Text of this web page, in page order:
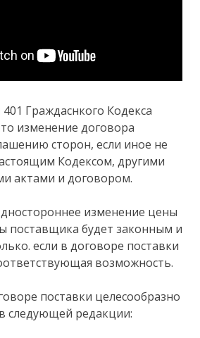
Граждаснкого Кодекса
изменение договора
сторон, если иное не
Кодексом, другими
актами и договором.
изменение цены
поставщика будет законным и
если в договоре поставки
возможность.
поставки целесообразно
следующей редакции: